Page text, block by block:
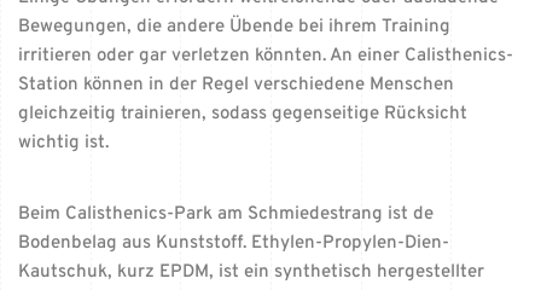
Bewegungen, die andere Übende bei ihrem Training
irritieren oder gar verletzen könnten. An einer Calisthenics-
Station können in der Regel verschiedene Menschen
gleichzeitig trainieren, sodass gegenseitige Rücksicht
wichtig ist.
Beim Calisthenics-Park am Schmiedestrang ist de
Bodenbelag aus Kunststoff. Ethylen-Propylen-Dien-
Kautschuk, kurz EPDM, ist ein synthetisch hergestellter